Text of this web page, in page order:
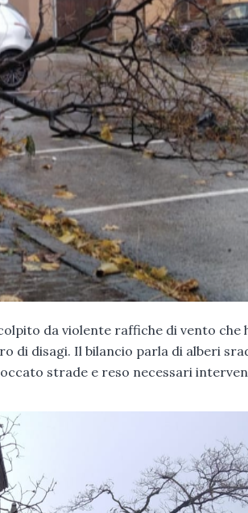
da violente raffiche di vento che
di disagi. Il bilancio parla di alberi
strade e reso necessari